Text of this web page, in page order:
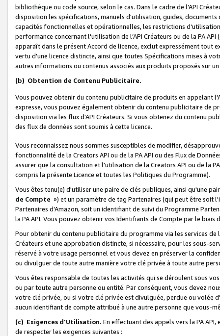
bibliothèque ou code source, selon le cas. Dans le cadre de l’API
disposition les spécifications, manuels d'utilisation, guides,
capacités fonctionnelles et opérationnelles, les restrictions
performance concernant l'utilisation de l’API Créateurs ou de la PA
apparaît dans le présent Accord de licence, exclut expressément tout
vertu d'une licence distincte, ainsi que toutes Spécifications mises à
autres informations ou contenus associés aux produits proposés sur
(b) Obtention de Contenu Publicitaire.
Vous pouvez obtenir du contenu publicitaire de produits en appelant
expresse, vous pouvez également obtenir du contenu publicitaire de
disposition via les flux d'API Créateurs. Si vous obtenez du contenu
des flux de données sont soumis à cette licence.
Vous reconnaissez nous sommes susceptibles de modifier,
fonctionnalité de la Creators API ou de la PA API ou des Flux de
assurer que la consultation et l'utilisation de la Creators API ou de la
compris la présente Licence et toutes les Politiques du Programme).
Vous êtes tenu(e) d'utiliser une paire de clés publiques, ainsi qu'une
de Compte ») et un paramètre de tag Partenaires (qui peut être soit
Partenaires d'Amazon, soit un identifiant de suivi du Programme
la PA API. Vous pouvez obtenir vos Identifiants de Compte par le biais
Pour obtenir du contenu publicitaire du programme via les services
Créateurs et une approbation distincte, si nécessaire, pour les sous-
réservé à votre usage personnel et vous devez en préserver la
ou divulguer de toute autre manière votre clé privée à toute autre
Vous êtes responsable de toutes les activités qui se déroulent sous
ou par toute autre personne ou entité. Par conséquent, vous devez
votre clé privée, ou si votre clé privée est divulguée, perdue ou volée
aucun identifiant de compte attribué à une autre personne que vous-
(c) Exigences d'Utilisation. En effectuant des appels vers la PA
de respecter les exigences suivantes :